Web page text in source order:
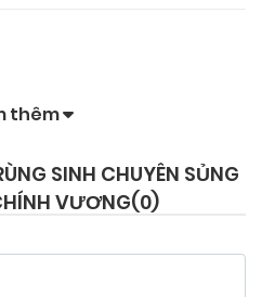
thêm
SINH CHUYÊN SỦNG
VƯƠNG(0)